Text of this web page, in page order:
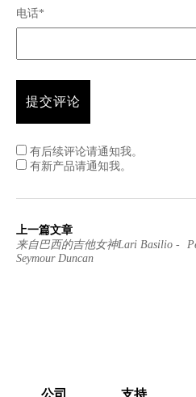
电话*
有后续评论请通知我。
有新产品请通知我。
上一篇文章
来自巴西的吉他女神Lari Basilio -
Seymour Duncan